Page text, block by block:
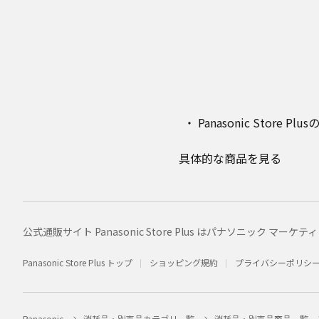
Panasonic Store Plus
具体的な商品を見る
公式通販サイト Panasonic Store Plus はパナソニック マーケテ
Panasonic Store Plus トップ ショッピング規約 プライバシーポリシー